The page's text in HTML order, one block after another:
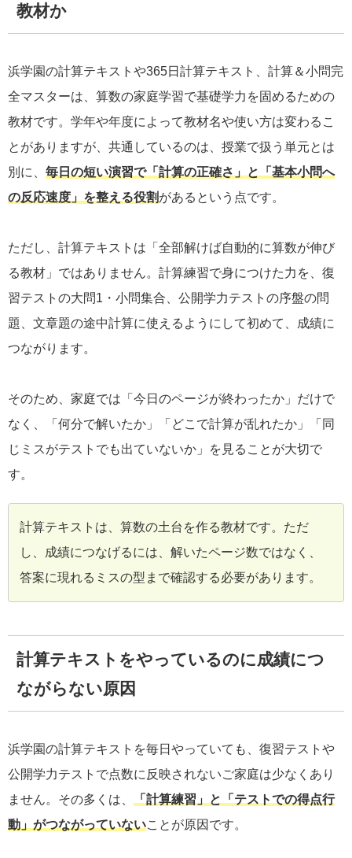
教材か
浜学園の計算テキストや365日計算テキスト、計算＆小問完
全マスターは、算数の家庭学習で基礎学力を固めるための
教材です。学年や年度によって教材名や使い方は変わるこ
とがありますが、共通しているのは、授業で扱う単元とは
別に、 毎日の短い演習で「計算の正確さ」と「基本小問へ
の反応速度」を整える役割があるという点です。
ただし、計算テキストは「全部解けば自動的に算数が伸び
る教材」ではありません。計算練習で身につけた力を、復
習テストの大問1・小問集合、公開学力テストの序盤の問
題、文章題の途中計算に使えるようにして初めて、成績に
つながります。
そのため、家庭では「今日のページが終わったか」だけで
なく、「何分で解いたか」「どこで計算が乱れたか」「同
じミスがテストでも出ていないか」を見ることが大切で
す。
計算テキストは、算数の土台を作る教材です。ただ
し、成績につなげるには、解いたページ数ではなく、
答案に現れるミスの型まで確認する必要があります。
計算テキストをやっているのに成績につ
ながらない原因
浜学園の計算テキストを毎日やっていても、復習テストや
公開学力テストで点数に反映されないご家庭は少なくあり
ません。その多くは、
「計算練習」と「テストでの得点行
動」がつながっていないことが原因です。